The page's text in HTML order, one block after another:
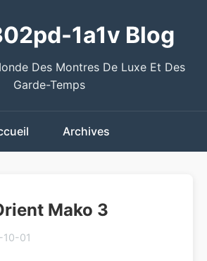
1a1v Blog
Des Montres De Luxe Et Des
Garde-Temps
Archives
Mako 3
10-01